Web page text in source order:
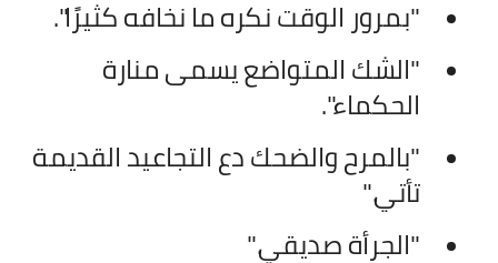
"بمرور الوقت نكره ما نخافه كثيرًا".
"الشك المتواضع يسمى منارة
الحكماء".
"بالمرح والضحك دع التجاعيد القديمة
تأتي."
"الجرأة صديقي."